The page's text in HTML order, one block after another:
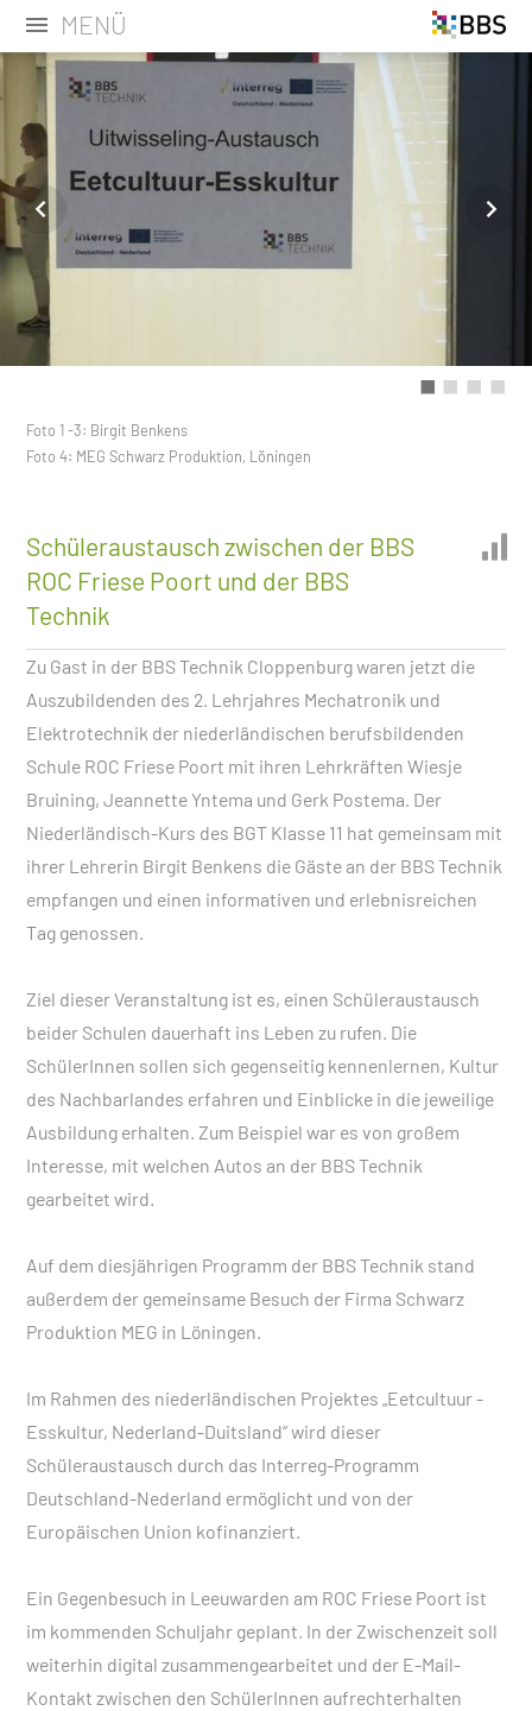
MENÜ
Foto 1 -3: Birgit Benkens
Foto 4: MEG Schwarz Produktion, Löningen
Schüleraustausch zwischen der BBS
ROC Friese Poort und der BBS
Technik
Zu Gast in der BBS Technik Cloppenburg waren jetzt die
Auszubildenden des 2. Lehrjahres Mechatronik und
Elektrotechnik der niederländischen berufsbildenden
Schule ROC Friese Poort mit ihren Lehrkräften Wiesje
Bruining, Jeannette Yntema und Gerk Postema. Der
Niederländisch-Kurs des BGT Klasse 11 hat gemeinsam mit
ihrer Lehrerin Birgit Benkens die Gäste an der BBS Technik
empfangen und einen informativen und erlebnisreichen
Tag genossen.
Ziel dieser Veranstaltung ist es, einen Schüleraustausch
beider Schulen dauerhaft ins Leben zu rufen. Die
SchülerInnen sollen sich gegenseitig kennenlernen, Kultur
des Nachbarlandes erfahren und Einblicke in die jeweilige
Ausbildung erhalten. Zum Beispiel war es von großem
Interesse, mit welchen Autos an der BBS Technik
gearbeitet wird.
Auf dem diesjährigen Programm der BBS Technik stand
außerdem der gemeinsame Besuch der Firma Schwarz
Produktion MEG in Löningen.
Im Rahmen des niederländischen Projektes „Eetcultuur -
Esskultur, Nederland-Duitsland“ wird dieser
Schüleraustausch durch das Interreg-Programm
Deutschland-Nederland ermöglicht und von der
Europäischen Union kofinanziert.
Ein Gegenbesuch in Leeuwarden am ROC Friese Poort ist
im kommenden Schuljahr geplant. In der Zwischenzeit soll
weiterhin digital zusammengearbeitet und der E-Mail-
Kontakt zwischen den SchülerInnen aufrechterhalten